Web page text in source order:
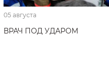
05 августа
ВРАЧ ПОД УДАРОМ